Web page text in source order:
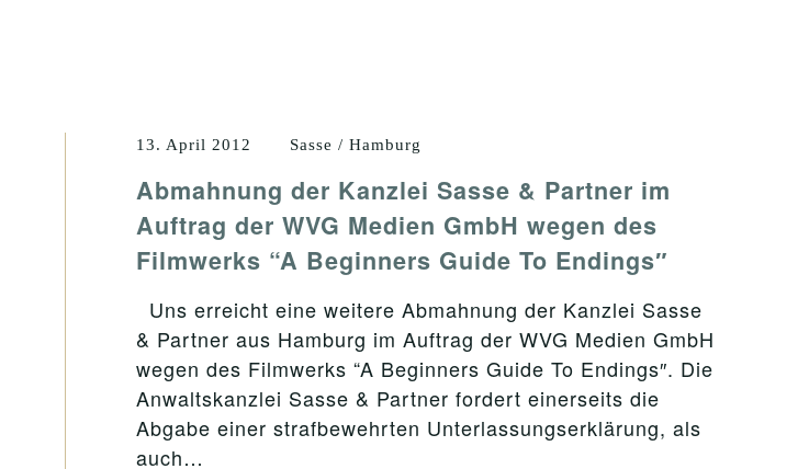
13. April 2012 Sasse / Hamburg
Abmahnung der Kanzlei Sasse & Partner im
Auftrag der WVG Medien GmbH wegen des
Filmwerks “A Beginners Guide To Endings″
Uns erreicht eine weitere Abmahnung der Kanzlei Sasse
& Partner aus Hamburg im Auftrag der WVG Medien GmbH
wegen des Filmwerks “A Beginners Guide To Endings″. Die
Anwaltskanzlei Sasse & Partner fordert einerseits die
Abgabe einer strafbewehrten Unterlassungserklärung, als
auch…